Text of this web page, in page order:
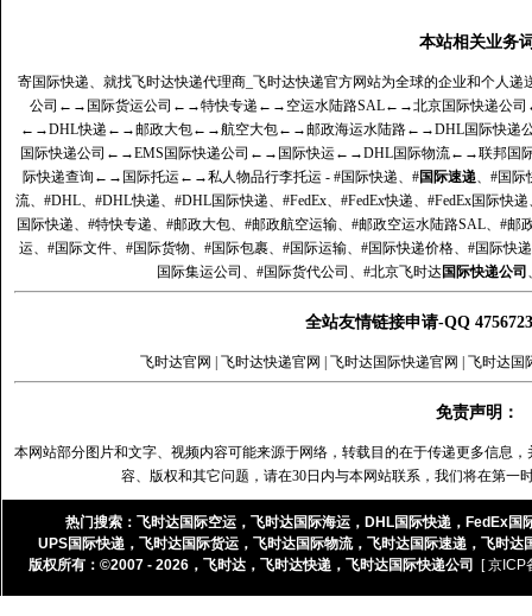
本站相关业务
寄国际快递、就找飞时达快递代理商_飞时达快递官方网站为全球的企业和个人递
公司 ←→ 国际货运公司 ←→特快专递 ←→ 空运水陆路SAL←→北京国际快递公司
←→DHL快递 ←→邮政大包←→航空大包←→邮政海运水陆路←→DHL国际快递
国际快递公司 ←→EMS国际快递公司 ←→ 国际快运←→DHL国际物流←→联邦国
际快递查询 ←→ 国际托运←→私人物品行李托运 - #国际快递、#国际速递、#国际
流、#DHL、#DHL快递、#DHL国际快递、#FedEx、#FedEx快递、#FedEx国际快
国际快递、#特快专递、#邮政大包、#邮政航空运输、#邮政空运水陆路SAL、#
运、#国际文件、#国际货物、#国际包裹、#国际运输、#国际快递价格、#国际快
国际集运公司、#国际货代公司、#北京飞时达国际快递公司
全站友情链接申请-QQ
飞时达官网 飞时达快递官网 飞时达国际快递官网 飞时达国
免责声明：
本网站部分图片和文字、视频内容可能来源于网络，转载目的在于传递更多信息
容、版权和其它问题，请在30日内与本网站联系，我们将在第一
热门搜索： 飞时达国际空运 ， 飞时达国际海运 ， DHL国际快递 ， FedEx国
UPS国际快递 ， 飞时达国际货运 ， 飞时达国际物流， 飞时达国际速递 ， 飞时达
版权所有：©2007 - 2026， 飞时达， 飞时达快递， 飞时达国际快递公司 [ 京ICP